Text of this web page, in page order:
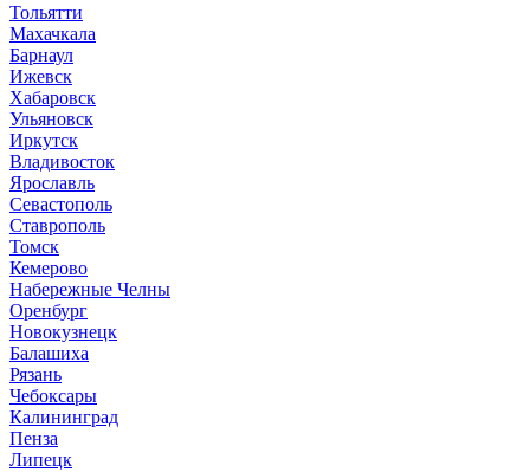
Тольятти
Махачкала
Барнаул
Ижевск
Хабаровск
Ульяновск
Иркутск
Владивосток
Ярославль
Севастополь
Ставрополь
Томск
Кемерово
Набережные Челны
Оренбург
Новокузнецк
Балашиха
Рязань
Чебоксары
Калининград
Пенза
Липецк